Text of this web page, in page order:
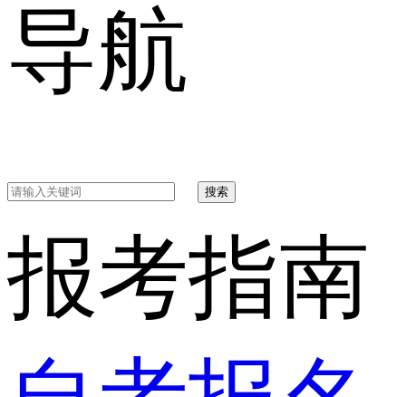
导航
搜索
报考指南